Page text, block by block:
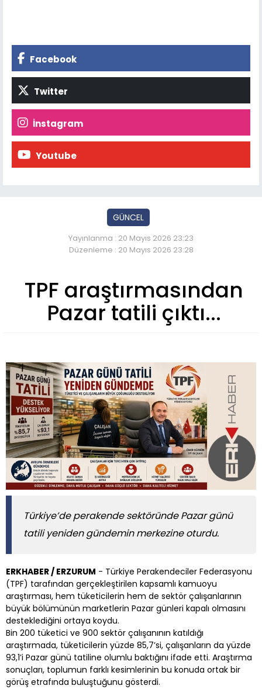
Facebook
Twitter
İnstagram
Youtube
GÜNCEL
Yayınlanma : 20 Mayıs 2026 23:23
Düzenleme : 20 Mayıs 2026 23:28
TPF araştırmasından
Pazar tatili çıktı...
Türkiye’de perakende sektöründe Pazar günü
tatili yeniden gündemin merkezine oturdu.
ERKHABER / ERZURUM - Türkiye Perakendeciler Federasyonu
(TPF) tarafından gerçekleştirilen kapsamlı kamuoyu
araştırması, hem tüketicilerin hem de sektör çalışanlarının
büyük bölümünün marketlerin Pazar günleri kapalı olmasını
desteklediğini ortaya koydu.
Bin 200 tüketici ve 900 sektör çalışanının katıldığı
araştırmada, tüketicilerin yüzde 85,7’si, çalışanların da yüzde
93,1’i Pazar günü tatiline olumlu baktığını ifade etti. Araştırma
sonuçları, toplumun farklı kesimlerinin bu konuda ortak bir
görüş etrafında buluştuğunu gösterdi.